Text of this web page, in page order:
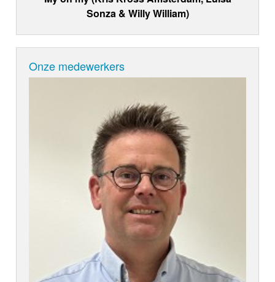
Sonza & Willy William)
Onze medewerkers